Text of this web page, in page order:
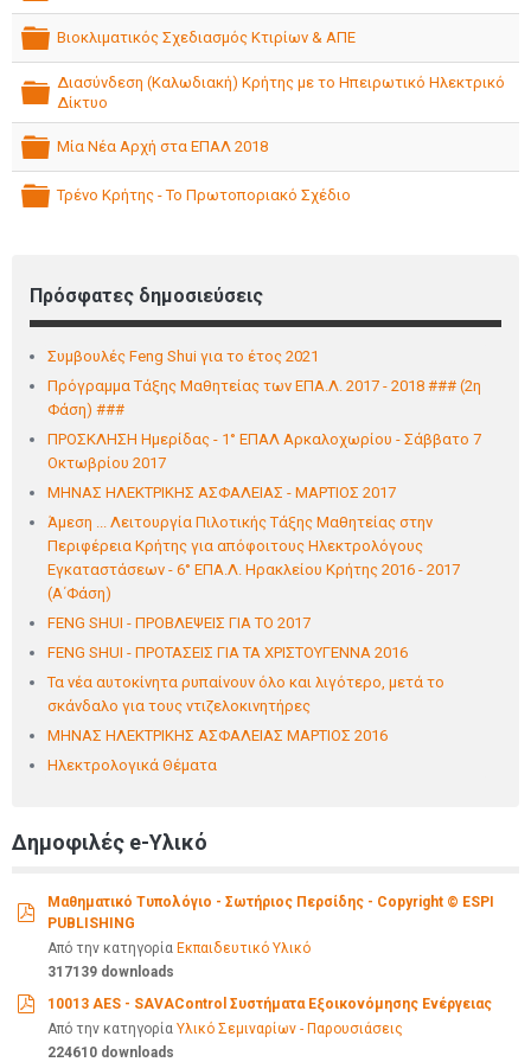
folder
folder
Βιοκλιματικός Σχεδιασμός Κτιρίων & ΑΠΕ
folder
Διασύνδεση (Καλωδιακή) Κρήτης με το Ηπειρωτικό Ηλεκτρικό
Δίκτυο
folder
Μία Νέα Αρχή στα ΕΠΑΛ 2018
Τρένο Κρήτης - Το Πρωτοποριακό Σχέδιο
Πρόσφατες δημοσιεύσεις
Συμβουλές Feng Shui για το έτος 2021
Πρόγραμμα Τάξης Μαθητείας των ΕΠΑ.Λ. 2017 - 2018 ### (2η
Φάση) ###
ΠΡΟΣΚΛΗΣΗ Ημερίδας - 1° ΕΠΑΛ Αρκαλoχωρίου - Σάββατο 7
Οκτωβρίου 2017
ΜΗΝΑΣ ΗΛΕΚΤΡΙΚΗΣ ΑΣΦΑΛΕΙΑΣ - ΜΑΡΤΙΟΣ 2017
Άμεση ... Λειτουργία Πιλοτικής Τάξης Μαθητείας στην
Περιφέρεια Κρήτης για απόφοιτους Ηλεκτρολόγους
Εγκαταστάσεων - 6° ΕΠΑ.Λ. Ηρακλείου Κρήτης 2016 - 2017
(Α΄Φάση)
FENG SHUI - ΠΡΟΒΛΕΨΕΙΣ ΓΙΑ ΤΟ 2017
FENG SHUI - ΠΡΟΤΑΣΕΙΣ ΓΙΑ ΤΑ ΧΡΙΣΤΟΥΓΕΝΝΑ 2016
Τα νέα αυτοκίνητα ρυπαίνουν όλο και λιγότερο, μετά το
σκάνδαλο για τους ντιζελοκινητήρες
ΜΗΝΑΣ ΗΛΕΚΤΡΙΚΗΣ ΑΣΦΑΛΕΙΑΣ ΜΑΡΤΙΟΣ 2016
Ηλεκτρολογικά Θέματα
Δημοφιλές e-Υλικό
Μαθηματικό Τυπολόγιο - Σωτήριος Περσίδης - Copyright © ESPI
PUBLISHING
Από την κατηγορία Εκπαιδευτικό Υλικό
317139 downloads
10013 AES - SAVAControl Συστήματα Εξοικονόμησης Ενέργειας
Από την κατηγορία Υλικό Σεμιναρίων - Παρουσιάσεις
224610 downloads